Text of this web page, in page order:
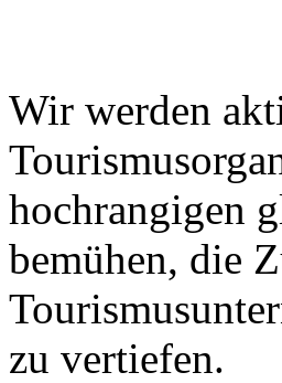
Wir werden
hochrangigen
bemühen, die
zu vertiefen.